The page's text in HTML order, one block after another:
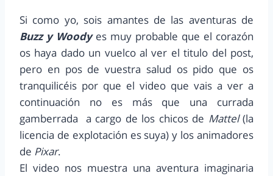
Si como yo, sois amantes de las aventuras de
Buzz y Woodyes muy probable que el corazón
os haya dado un vuelco al ver el titulo del post,
pero en pos de vuestra salud os pido que os
tranquilicéis por que el video que vais a ver a
continuación no es más que una currada
gamberrada a cargo de los chicos de Mattel(la
licencia de explotación es suya) y los animadores
de Pixar.
El video nos muestra una aventura imaginaria